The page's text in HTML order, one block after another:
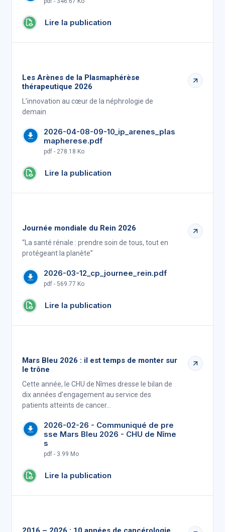
Lire la publication
Les Arènes de la Plasmaphérèse
thérapeutique 2026
L’innovation au cœur de la néphrologie de
demain
2026-04-08-09-10_ip_arenes_plas
mapherese.pdf
pdf - 278.18 Ko
Lire la publication
Journée mondiale du Rein 2026
“La santé rénale : prendre soin de tous, tout en
protégeant la planète”
2026-03-12_cp_journee_rein.pdf
pdf - 569.77 Ko
Lire la publication
Mars Bleu 2026 : il est temps de monter sur
le trône
Cette année, le CHU de Nîmes dresse le bilan de
dix années d’engagement au service des
patients atteints de cancer…
2026-02-26 - Communiqué de pre
sse Mars Bleu 2026 - CHU de Nîme
s
pdf - 3.99 Mo
Lire la publication